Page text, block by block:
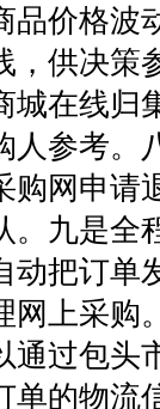
品价格波
，供决策
城在线归
人参考。
购网申请
。九是全
动把订单
网上采购
通过包头
单的物流